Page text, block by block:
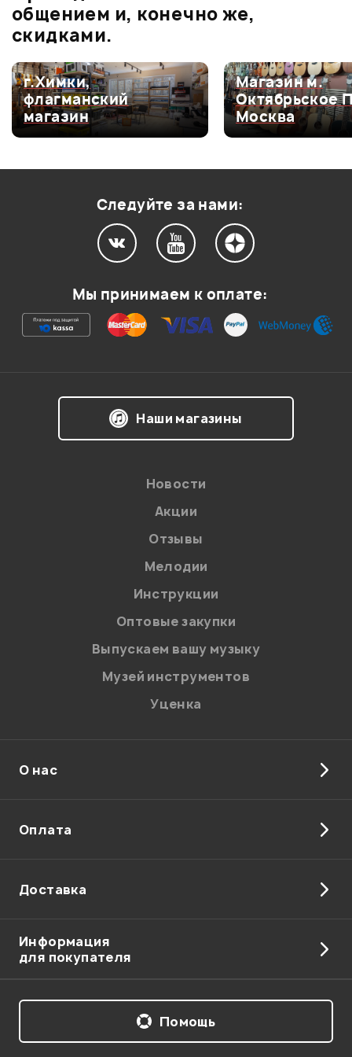
0.0
Оценка5
0
Оценка4
0
Оценка3
0
Ваша оценка:
на обработку персональных данных в
Политикой в отношении обработки
персональных данных.
Введите проверочное число:
Отправить
общением и, конечно же,
скидками.
г.Химки,
флагманский
магазин
Магазин м.
Октябрьское
Москва
Следуйте за нами:
Мы принимаем к оплате:
Наши магазины
Новости
Акции
Отзывы
Мелодии
Инструкции
Оптовые закупки
Выпускаем вашу музыку
Музей инструментов
Уценка
О нас
Оплата
Доставка
Информация
для покупателя
Помощь